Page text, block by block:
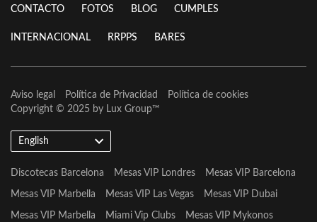
CONTACTO FOTOS BLOG CUMPLES
INTERNACIONAL RRPPS BARES
Aviso legal Política de Privacidad
Política de cookies
Copyright © 2025 by Lux Group™
English
Discotecas Barcelona Mesas VIP Londres Mesas VIP Barcelona
Mesas VIP Marbella Mesas VIP Las Vegas Mesas VIP Dubai
Mesas VIP Marbella Miami Vip Clubs Mesas VIP Mykonos